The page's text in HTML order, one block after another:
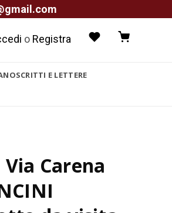
o Registra
E LETTERE
Carena